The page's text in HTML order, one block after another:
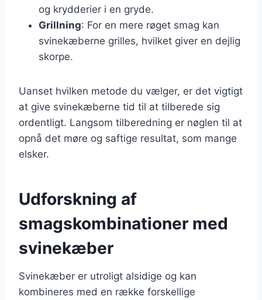
og krydderier i en gryde.
Grillning: For en mere røget smag kan
svinekæberne grilles, hvilket giver en dejlig
skorpe.
Uanset hvilken metode du vælger, er det vigtigt
at give svinekæberne tid til at tilberede sig
ordentligt. Langsom tilberedning er nøglen til at
opnå det møre og saftige resultat, som mange
elsker.
Udforskning af
smagskombinationer med
svinekæber
Svinekæber er utroligt alsidige og kan
kombineres med en række forskellige